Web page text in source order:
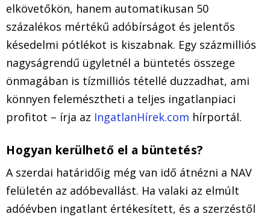
elkövetőkön, hanem automatikusan 50
százalékos mértékű adóbírságot és jelentős
késedelmi pótlékot is kiszabnak. Egy százmilliós
nagyságrendű ügyletnél a büntetés összege
önmagában is tízmilliós tétellé duzzadhat, ami
könnyen felemésztheti a teljes ingatlanpiaci
profitot – írja az IngatlanHírek.com hírportál.
Hogyan kerülhető el a büntetés?
A szerdai határidőig még van idő átnézni a NAV
felületén az adóbevallást. Ha valaki az elmúlt
adóévben ingatlant értékesített, és a szerzéstől